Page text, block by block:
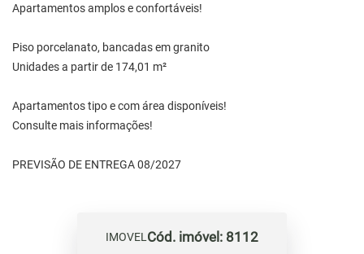
Apartamentos amplos e confortáveis!
Piso porcelanato, bancadas em granito
Unidades a partir de 174,01 m²
Apartamentos tipo e com área disponíveis!
Consulte mais informações!
PREVISÃO DE ENTREGA 08/2027
IMOVELCód. imóvel: 8112